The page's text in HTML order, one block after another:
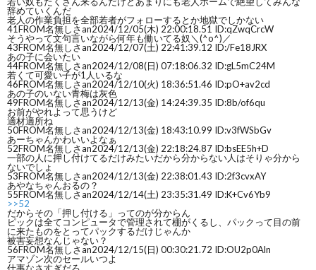
辞めていくんだ
老人の作業負担を全部若者がフォローするとか地獄でしかない
41FROM名無しさan2024/12/05(木) 22:00:18.51 ID:qZwqCrcW
そうやって文句言いながら何年も働いてる奴＼(^o^)／
43FROM名無しさan2024/12/07(土) 22:41:39.12 ID:/Fe18JRX
あの子に会いたい
44FROM名無しさan2024/12/08(日) 07:18:06.32 ID:gL5mC24M
若くて可愛い子が1人いるな
46FROM名無しさan2024/12/10(火) 18:36:51.46 ID:pO+av2cd
あの子のいない青梅は灰色
49FROM名無しさan2024/12/13(金) 14:24:39.35 ID:8b/of6qu
お前がやれよって思うけど
適材適所ね
50FROM名無しさan2024/12/13(金) 18:43:10.99 ID:v3fWSbGv
あーちゃんかわいいよなぁ
52FROM名無しさan2024/12/13(金) 22:18:24.87 ID:bsEE5h+D
一部の人に押し付けてるだけみたいだから分からない人はそりゃ分から
ないでしょ
53FROM名無しさan2024/12/13(金) 22:38:01.43 ID:2f3cvxAY
あやなちゃんおるの？
55FROM名無しさan2024/12/14(土) 23:35:31.49 ID:K+Cv6Yb9
>>52
だからその「押し付ける」ってのが分からん
ピックは全てコンピュータで管理されて棚がくるし、パックって目の前
に来たものをとってパックするだけじゃんか
被害妄想なんじゃない？
56FROM名無しさan2024/12/15(日) 00:30:21.72 ID:OU2p0Aln
アマゾン次のセールいつよ